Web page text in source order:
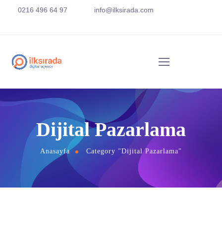
0216 496 64 97 info@ilksirada.com
Dijital Pazarlama
Anasayfa Category "Dijital Pazarlama"